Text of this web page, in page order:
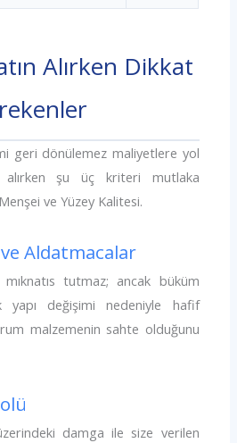
Alırken Dikkat
geri dönülemez maliyetlere yol
şu üç kriteri mutlaka
ve Yüzey Kalitesi.
Aldatmacalar
tutmaz; ancak büküm
yapı değişimi nedeniyle hafif
malzemenin sahte olduğunu
damga ile size verilen